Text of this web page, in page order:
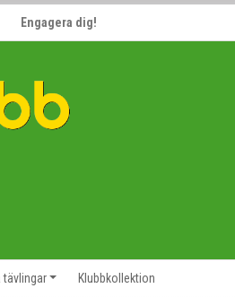
Engagera dig!
tävlingar Klubbkollektion